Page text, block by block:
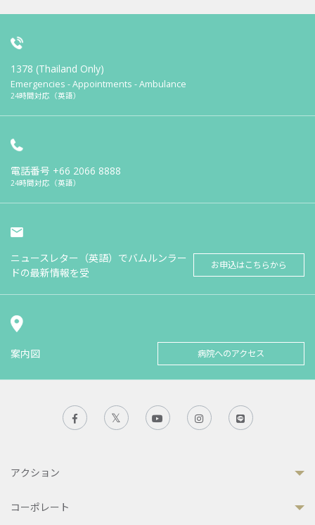
1378 (Thailand Only)
Emergencies - Appointments - Ambulance
24時間対応（英語）
電話番号 +66 2066 8888
24時間対応（英語）
ニュースレター（英語）でバムルンラー
ドの最新情報を受
お申込はこちらから
案内図 病院へのアクセス
アクション
コーポレート